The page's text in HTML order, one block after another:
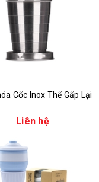
Cốc Inox Thể Gấp Lại
Liên hệ